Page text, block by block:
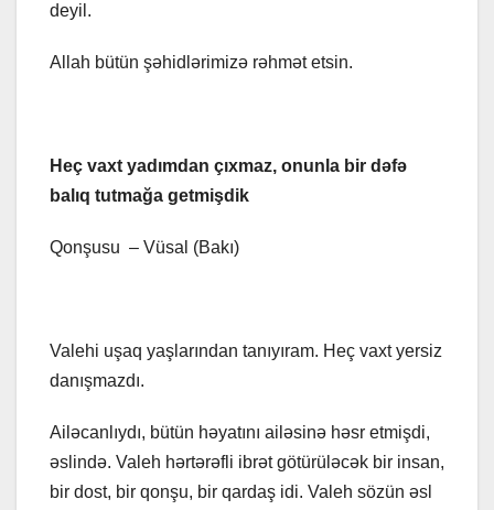
deyil.
Allah bütün şəhidlərimizə rəhmət etsin.
Heç vaxt yadımdan çıxmaz, onunla bir dəfə
balıq tutmağa getmişdik
Qonşusu – Vüsal (Bakı)
Valehi uşaq yaşlarından tanıyıram. Heç vaxt yersiz
danışmazdı.
Ailəcanlıydı, bütün həyatını ailəsinə həsr etmişdi,
əslində. Valeh hərtərəfli ibrət götürüləcək bir insan,
bir dost, bir qonşu, bir qardaş idi. Valeh sözün əsl